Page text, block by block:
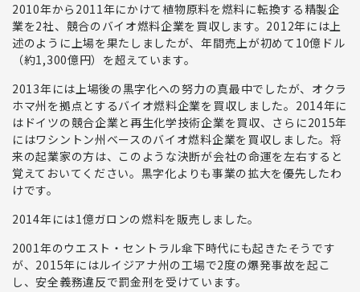
2010年から2011年にかけて植物原料を燃料に転換する精製企
業を2社、競合のバイオ燃料企業を買収します。 2012年には上
述のように上場を果たしましたが、年間売上が初めて10億ドル
（約1,300億円）を超えています。
2013年には上場後の黒字化への努力の真最中でしたが、オクラ
ホマ州を拠点とするバイオ燃料企業を買収しました。2014年に
はドイツの競合企業と再生化学技術企業を買収、さらに2015年
にはワシントン州ベースのバイオ燃料企業を買収しました。将
来の起業家の方は、このような決断が会社の命運を左右すると
覚えておいてください。 黒字化よりも事業の拡大を優先 したわ
けです。
2014年には1億ガロンの燃料を販売しました。
2001年のウエスト・セントラル傘下時代にも起きたそうです
が、2015年にはルイジアナ州の工場で2度の爆発事故を起こ
し、安全義務違反で罰金刑を受けています。